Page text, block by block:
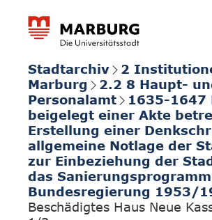
Stadtarchiv 2
Marburg
2.2 8 Haupt-
Personalamt
1635-1647
beigelegt einer Akte
Erstellung einer
allgemeine Notlage der
zur Einbeziehung der
das
Bundesregierung 1953/
Beschädigtes Haus Neue